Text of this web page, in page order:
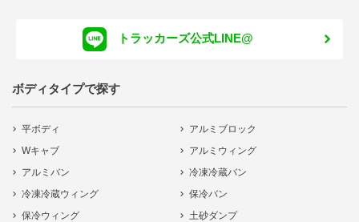
トラッカーズ公式LINE@
ボディタイプで探す
平ボディ
アルミブロック
Wキャブ
アルミウィング
アルミバン
冷凍冷蔵バン
冷凍冷蔵ウィング
保冷バン
保冷ウィング
土砂ダンプ